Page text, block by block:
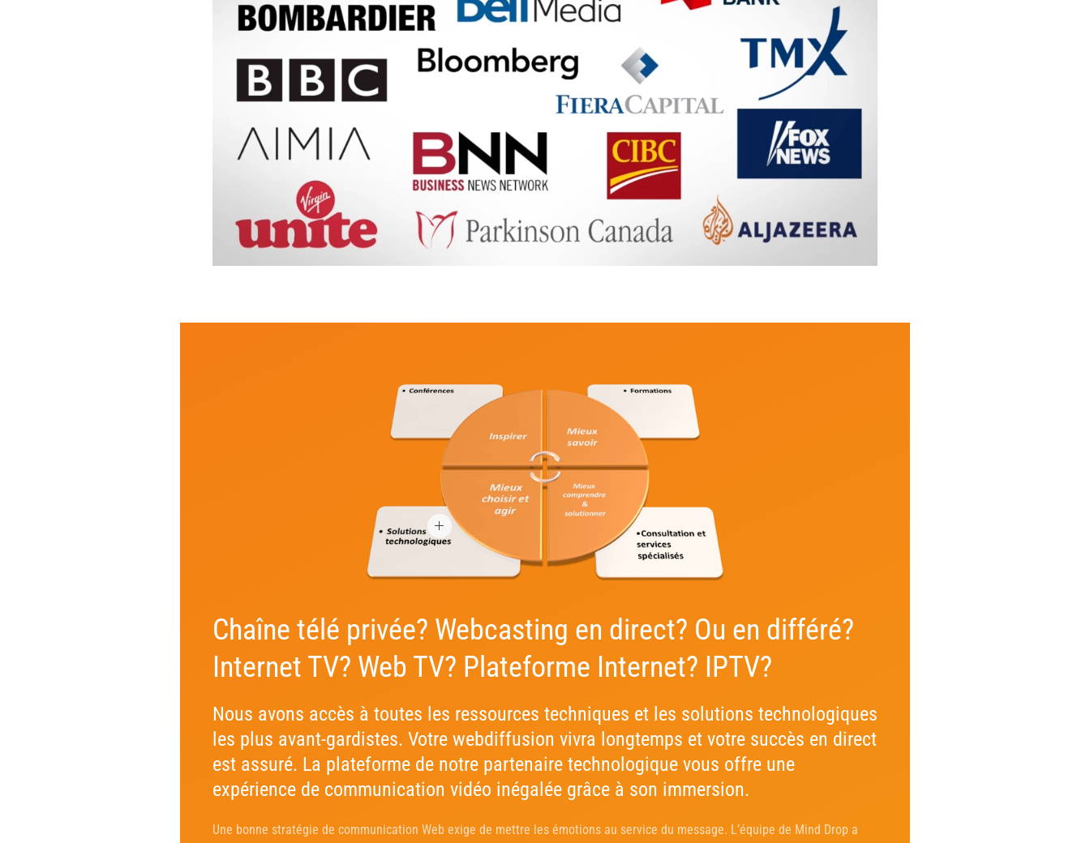
Chaîne télé privée? Webcasting en direct? Ou en différé?
Internet TV? Web TV? Plateforme Internet? IPTV?
Nous avons accès à toutes les ressources techniques et les solutions technologiques
les plus avant-gardistes. Votre webdiffusion vivra longtemps et votre succès en direct
est assuré. La plateforme de notre partenaire technologique vous offre une
expérience de communication vidéo inégalée grâce à son immersion.
Une bonne stratégie de communication Web exige de mettre les émotions au service du message. L’équipe de Mind Drop a